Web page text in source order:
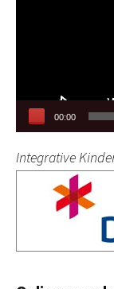
00:00
Integrative